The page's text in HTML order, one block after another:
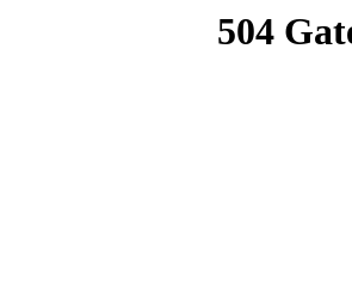
504